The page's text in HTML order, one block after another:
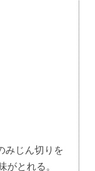
みじん切りを
がとれる。